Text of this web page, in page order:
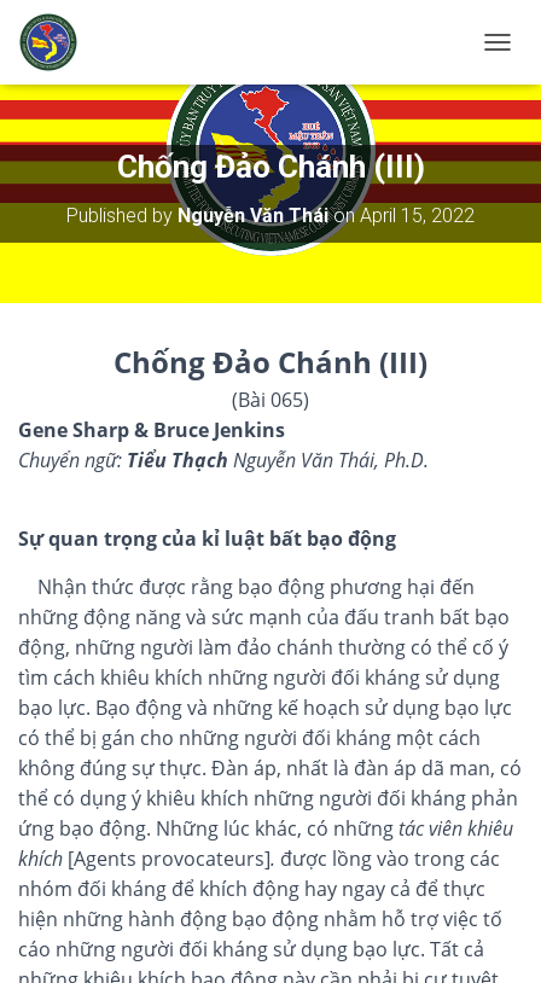
O
G
N
V
Chống Đảo Chánh (III)
Published by Nguyễn Văn TháionApril 15, 2022
ChốngĐảo Chánh (III)
(Bài 065)
Gene Sharp & Bruce Jenkins
Chuyển ngữ: Tiểu Thạch Nguyễn Văn Thái, Ph.D.
Sự quan trọng của kỉ luật bất bạo động
Nhận thức được rằng bạo động phương hại đến
những động năng và sức mạnh của đấu tranh bất bạo
động, những người làm đảo chánh thường có thể cố ý
tìm cách khiêu khích những người đối kháng sử dụng
bạo lực. Bạo động và những kế hoạch sử dụng bạo lực
có thể bị gán cho những người đối kháng một cách
không đúng sự thực. Đàn áp, nhất là đàn áp dã man, có
thể có dụng ý khiêu khích những người đối kháng phản
ứng bạo động. Những lúc khác, có nhữngtác viên khiêu
khích [Agents provocateurs]. được lồng vào trong các
nhóm đối kháng để khích động hay ngay cả để thực
hiện những hành động bạo động nhằm hỗ trợ việc tố
cáo những người đối kháng sử dụng bạo lực. Tất cả